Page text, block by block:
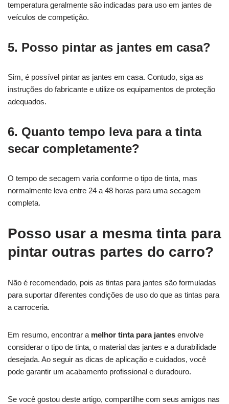
temperatura geralmente são indicadas para uso em jantes de
veículos de competição.
5. Posso pintar as jantes em casa?
Sim, é possível pintar as jantes em casa. Contudo, siga as
instruções do fabricante e utilize os equipamentos de proteção
adequados.
6. Quanto tempo leva para a tinta
secar completamente?
O tempo de secagem varia conforme o tipo de tinta, mas
normalmente leva entre 24 a 48 horas para uma secagem
completa.
Posso usar a mesma tinta para
pintar outras partes do carro?
Não é recomendado, pois as tintas para jantes são formuladas
para suportar diferentes condições de uso do que as tintas para
a carroceria.
Em resumo, encontrar a melhor tinta para jantes envolve
considerar o tipo de tinta, o material das jantes e a durabilidade
desejada. Ao seguir as dicas de aplicação e cuidados, você
pode garantir um acabamento profissional e duradouro.
Se você gostou deste artigo, compartilhe com seus amigos nas